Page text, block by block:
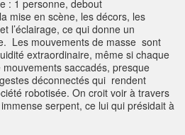
mise en scène, les décors, les
l’éclairage, ce qui donne un
Les mouvements de masse sont
extraordinaire, même si chaque
saccadés, presque
déconnectés qui rendent
robotisée. On croit voir à travers
serpent, ce lui qui présidait à